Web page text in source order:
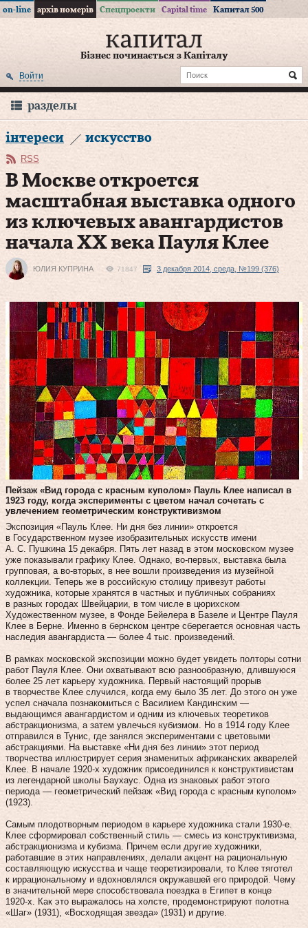
on-line архів номерів Спецпроекти Capital time Капитал 500
Бізнес починається з Капіталу
Войти
разделы
інтереси искусство
RSS
В Москве откроется
масштабная выставка одного
из ключевых авангардистов
начала ХХ века Пауля Клее
ЮЛИЯ КУПРИНА 71847 3 декабря 2014, среда, №199 (376)
Пейзаж «Вид города с красным куполом» Пауль Клее написал в
1923 году, когда эксперименты с цветом начал сочетать с
увлечением геометрическим конструктивизмом
Экспозиция «Пауль Клее. Ни дня без линии» откроется
в Государственном музее изобразительных искусств имени
А. С. Пуш­кина 15 декабря. Пять лет назад в этом московском музее
уже показывали графику Клее. Однако, во‑первых, выставка была
групповая, а во‑вторых, в нее вошли произведения из музейной
коллекции. Теперь же в российскую столицу привезут работы
художника, которые хранятся в частных и публичных собраниях
в разных городах Швейцарии, в том числе в цюрихском
Художественном музее, в Фонде Бейелера в Базеле и Центре Пауля
Клее в Берне. Именно в бернском центре сберегается основная часть
наследия авангардиста — более 4 тыс. произведений.
В рамках московской экспозиции можно будет увидеть полторы сотни
работ Пауля Клее. Они охватывают всю разнообразную, длившуюся
более 25 лет карьеру художника. Первый настоящий прорыв
в творчестве Клее случился, когда ему было 35 лет. До этого он уже
успел сначала познакомиться с Василием Кандинским —
выдающимся авангардистом и одним из ключевых теоретиков
абстракционизма, а затем увлечься кубизмом. Но в 1914 году Клее
отправился в Тунис, где занялся экспериментами с цветовыми
абстракциями. На выставке «Ни дня без линии» этот период
творчества иллюстрирует серия знаменитых африканских акварелей
Клее. В начале 1920‑х художник присоединился к конструктивистам
из легендарной школы Баухаус. Одна из знаковых работ этого
периода — геометрический пейзаж «Вид города с красным куполом»
(1923).
Самым плодотворным периодом в карьере художника стали 1930‑е.
Клее сформировал собственный стиль — смесь из конструктивизма,
абстракционизма и кубизма. Причем если другие художники,
работавшие в этих направлениях, делали акцент на рациональную
составляющую искусства и чаще теоретизировали, то Клее тяготел
к иррациональному и вдохновлялся окружавшей его природой. Чему
в значительной мере способствовала поездка в Египет в конце
1920‑х. Как это выражалось на холсте, продемонстрируют полотна
«Шаг» (1931), «Восходящая звезда» (1931) и другие.